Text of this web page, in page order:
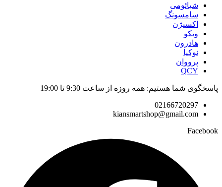
شیائومی
سامسونگ
اکسیژن
ویکو
هادرون
نوکیا
پرووان
QCY
پاسخگوی شما هستیم: همه روزه از ساعت 9:30 تا 19:00
02166720297
kiansmartshop@gmail.com
Facebook